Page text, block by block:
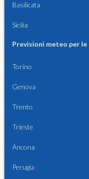
Basilicata
Sicilia
Previsioni meteo per
Torino
Genova
Trento
Trieste
Ancona
Perugia